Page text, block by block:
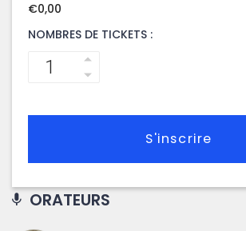
€0,00
NOMBRES DE TICKETS :
S'inscrire
ORATEURS